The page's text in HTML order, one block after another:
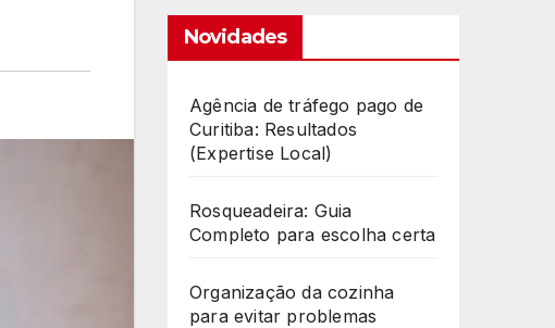
Novidades
Agência de tráfego pago de
Curitiba: Resultados
(Expertise Local)
Rosqueadeira: Guia
Completo para escolha certa
Organização da cozinha
para evitar problemas